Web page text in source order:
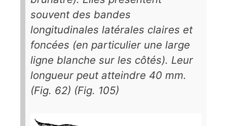
souvent des bandes
longitudinales latérales claires et
foncées (en particulier une large
ligne blanche sur les côtés). Leur
longueur peut atteindre 40 mm.
(Fig. 62) (Fig. 105)